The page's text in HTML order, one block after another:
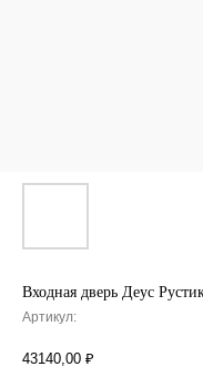
Входная дверь Деус
Артикул:
43140,00 ₽